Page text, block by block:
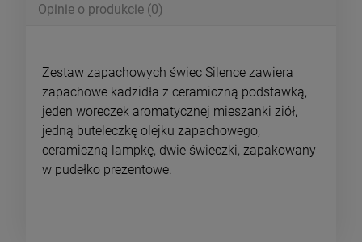
Opinie o produkcie (0)
Zestaw zapachowych świec Silence zawiera
zapachowe kadzidła z ceramiczną podstawką,
jeden woreczek aromatycznej mieszanki ziół,
jedną buteleczkę olejku zapachowego,
ceramiczną lampkę, dwie świeczki, zapakowany
w pudełko prezentowe.